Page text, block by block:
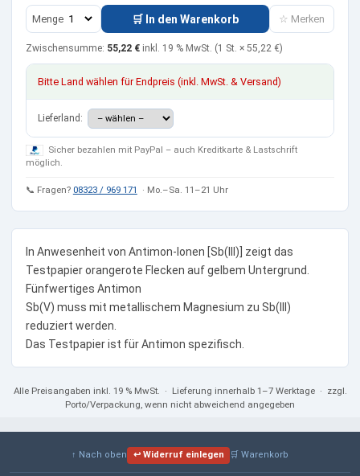
Menge 🛒 In den Warenkorb ☆ Merken
Zwischensumme: 55,22 € inkl. 19 % MwSt. (1 St. × 55,22 €)
Bitte Land wählen für Endpreis (inkl. MwSt. & Versand)
Lieferland:
Sicher bezahlen mit PayPal – auch Kreditkarte & Lastschrift
möglich.
📞 Fragen? 08323 / 969 171 · Mo.–Sa. 11–21 Uhr
In Anwesenheit von Antimon-Ionen [Sb(III)] zeigt das
Testpapier orangerote Flecken auf gelbem Untergrund.
Fünfwertiges Antimon
Sb(V) muss mit metallischem Magnesium zu Sb(III)
reduziert werden.
Das Testpapier ist für Antimon spezifisch.
Alle Preisangaben inkl. 19 % MwSt. · Lieferung innerhalb 1–7 Werktage · zzgl.
Porto/Verpackung, wenn nicht abweichend angegeben
↑ Nach oben ↩ Widerruf einlegen 🛒 Warenkorb